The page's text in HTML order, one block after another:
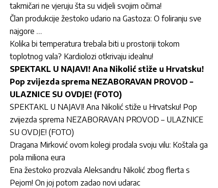
takmičari ne vjeruju šta su vidjeli svojim očima!
Član produkcije žestoko udario na Gastoza: O foliranju sve
najgore …
Kolika bi temperatura trebala biti u prostoriji tokom
toplotnog vala? Kardiolozi otkrivaju idealnu!
SPEKTAKL U NAJAVI! Ana Nikolić stiže u Hrvatsku!
Pop zvijezda sprema NEZABORAVAN PROVOD –
ULAZNICE SU OVDJE! (FOTO)
SPEKTAKL U NAJAVI! Ana Nikolić stiže u Hrvatsku! Pop
zvijezda sprema NEZABORAVAN PROVOD – ULAZNICE
SU OVDJE! (FOTO)
Dragana Mirković ovom kolegi prodala svoju vilu: Koštala ga
pola miliona eura
Ena žestoko prozvala Aleksandru Nikolić zbog flerta s
Pejom! On joj potom zadao novi udarac